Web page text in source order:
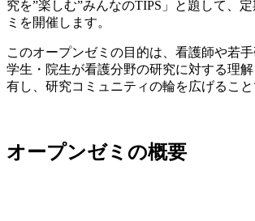
究を”楽しむ”みんなのTIPS」と題して、
ミを開催します。
このオープンゼミの目的は、看護師や若
学生・院生が看護分野の研究に対する理
有し、研究コミュニティの輪を広げること
オープンゼミの概要